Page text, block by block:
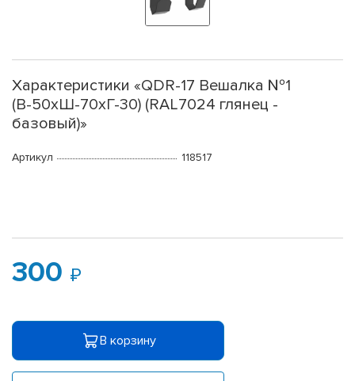
Характеристики «QDR-17 Вешалка №1
(В-50хШ-70хГ-30) (RAL7024 глянец -
базовый)»
Артикул 118517
300
В корзину